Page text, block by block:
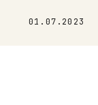
01.07.2023